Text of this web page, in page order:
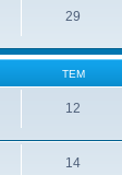
29
ТЕМ
12
14